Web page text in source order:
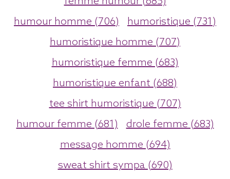
humour homme (706)
humoristique (731)
humoristique homme (707)
humoristique femme (683)
humoristique enfant (688)
tee shirt humoristique (707)
humour femme (681)
drole femme (683)
message homme (694)
sweat shirt sympa (690)